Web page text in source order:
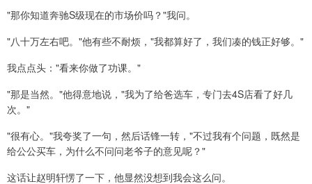
"那你知道奔驰S级现在的市场价吗？"我问。
"八十万左右吧。"他有些不耐烦，"我都算好了，我们凑的钱正好够。"
我点点头："看来你做了功课。"
"那是当然。"他得意地说，"我为了给爸选车，专门去4S店看了好几
次。"
"很有心。"我夸奖了一句，然后话锋一转，"不过我有个问题，既然是
给公公买车，为什么不问问老爷子的意见呢？"
这话让赵明轩愣了一下，他显然没想到我会这么问。